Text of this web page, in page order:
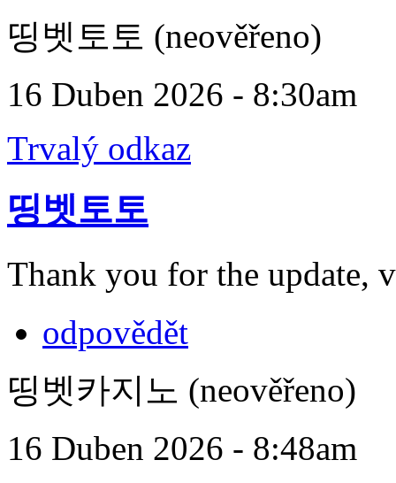
띵벳토토 (neověřeno)
16 Duben 2026 - 8:30am
Trvalý odkaz
띵벳토토
Thank you for the update,
odpovědět
띵벳카지노 (neověřeno)
16 Duben 2026 - 8:48am